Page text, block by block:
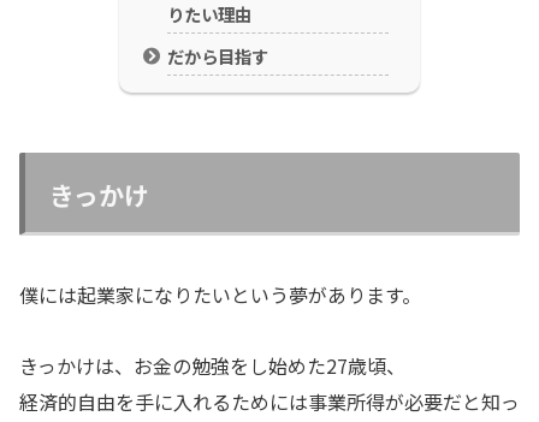
りたい理由
だから目指す
きっかけ
僕には起業家になりたいという夢があります。
きっかけは、お金の勉強をし始めた27歳頃、
経済的自由を手に入れるためには事業所得が必要だと知っ